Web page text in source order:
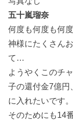
五十嵐瑠奈
何度も何度も何
神様にたくさん
て…
ようやくこのチ
子の還付金7億円
に入れたいです。
そのためにも14